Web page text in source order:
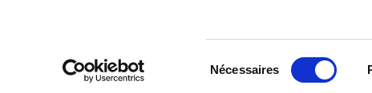
Nécessaires
© 2026 copyright Pepiniere-bretagne.fr